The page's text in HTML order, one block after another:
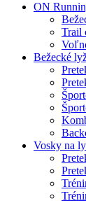
ON
Trail
Bežecké
Vosky na